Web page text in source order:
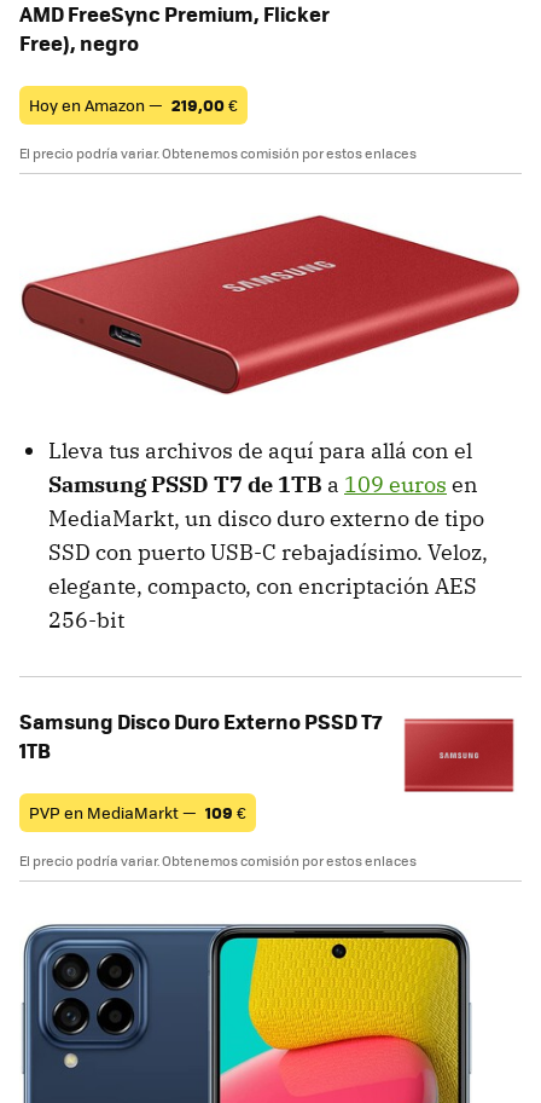
AMD FreeSync Premium, Flicker
Free), negro
Hoy en Amazon — 219,00€
El precio podría variar. Obtenemos comisión por estos enlaces
Lleva tus archivos de aquí para allá con el
Samsung PSSD T7 de 1TB a 109 euros en
MediaMarkt, un disco duro externo de tipo
SSD con puerto USB-C rebajadísimo. Veloz,
elegante, compacto, con encriptación AES
256-bit
Samsung Disco Duro Externo PSSD T7
1TB
PVP en MediaMarkt — 109 €
El precio podría variar. Obtenemos comisión por estos enlaces